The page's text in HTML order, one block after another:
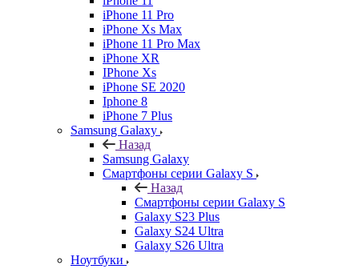
iPhone 11 Pro
iPhone Xs Max
iPhone 11 Pro Max
iPhone XR
IPhone Xs
iPhone SE 2020
Iphone 8
iPhone 7 Plus
Samsung Galaxy
Назад
Samsung Galaxy
Смартфоны серии Galaxy S
Назад
Смартфоны серии Galaxy S
Galaxy S23 Plus
Galaxy S24 Ultra
Galaxy S26 Ultra
Ноутбуки